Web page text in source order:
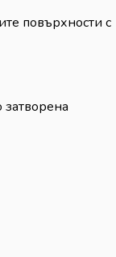
повърхности с
затворена